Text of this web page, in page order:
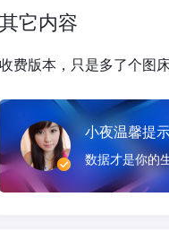
其它内容
收费版本，只是多了个图
小夜温馨提
数据才是你的